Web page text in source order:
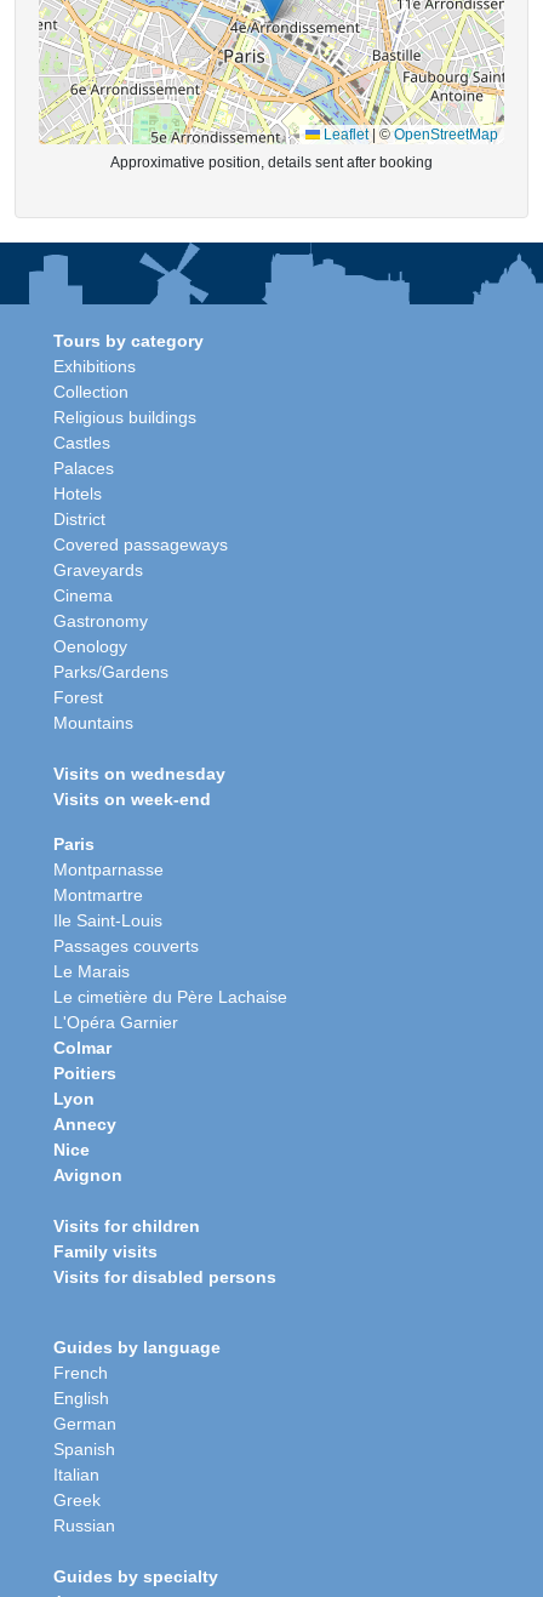
Leaflet ©OpenStreetMap
Approximative position, details sent after booking
Tours by category
Exhibitions
Collection
Religious buildings
Castles
Palaces
Hotels
District
Covered passageways
Graveyards
Cinema
Gastronomy
Oenology
Parks/Gardens
Forest
Mountains
Visits on wednesday
Visits on week-end
Paris
Montparnasse
Montmartre
Ile Saint-Louis
Passages couverts
Le Marais
Le cimetière du Père Lachaise
L'Opéra Garnier
Colmar
Poitiers
Lyon
Annecy
Nice
Avignon
Visits for children
Family visits
Visits for disabled persons
Guides by language
French
English
German
Spanish
Italian
Greek
Russian
Guides by specialty